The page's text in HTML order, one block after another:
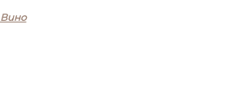
Вино